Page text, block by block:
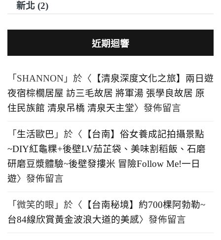
新北 (2)
近期迴響
「 SHANNON 」於〈 【清泉深度文化之旅】兩日遊
夜宿棕櫚居屋 訪三毛故居 將軍湯 張學良故居 原
住民族館 清泉吊橋 清泉天主堂〉發佈留言
「 生活歐巴 」於〈 【台南】俗女養成記拍攝景點
~DIY紅龜粿+後壁LV茄芷袋、美味割稻飯、石磨
研磨豆漿體驗~後壁發摟米 冒險Follow Me!一日
遊〉發佈留言
「 微笑的眼 」於〈 【台南秘境】約700棵阿勃勒~
台84線欣賞黃金波浪大道的美感〉發佈留言